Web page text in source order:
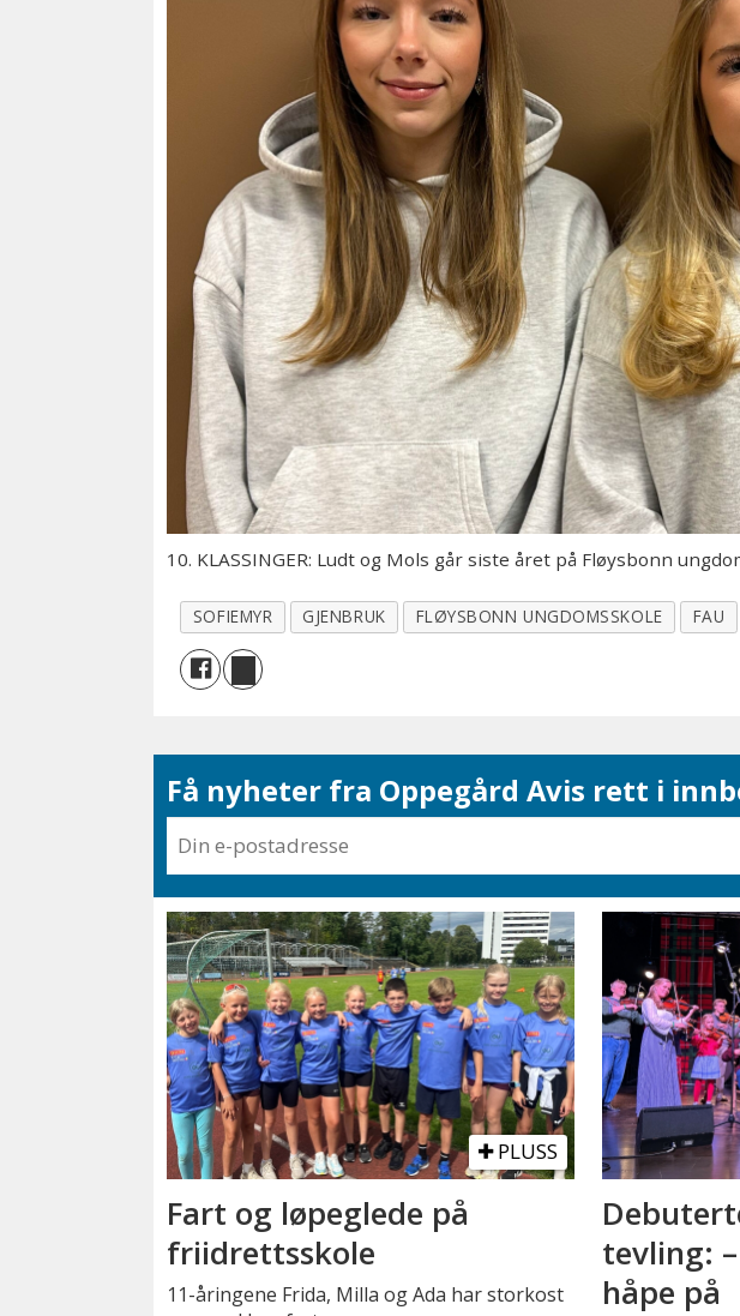
10. KLASSINGER: Ludt og Mols går siste året på Fløysbonn
SOFIEMYR GJENBRUK FLØYSBONN UNGDOMSSKOLE FAU
Få nyheter fra Oppegård Avis rett i
PLUSS
Fart og løpeglede på
friidrettsskole
11-åringene Frida, Milla og Ada har storkost
tevling:
håpe på